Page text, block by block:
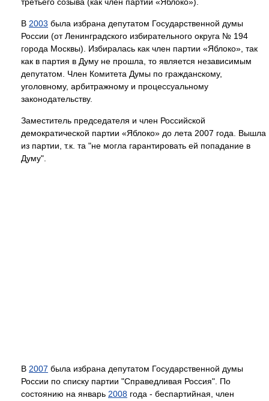
В 2003 была избрана депутатом Государственной думы
России (от Ленинградского избирательного округа № 194
города Москвы). Избиралась как член партии «Яблоко», так
как в партия в Думу не прошла, то является независимым
депутатом. Член Комитета Думы по гражданскому,
уголовному, арбитражному и процессуальному
законодательству.
Заместитель председателя и член Российской
демократической партии «Яблоко» до лета 2007 года. Вышла
из партии, т.к. та "не могла гарантировать ей попадание в
Думу".
В 2007 была избрана депутатом Государственной думы
России по списку партии "Справедливая Россия". По
состоянию на январь 2008 года - беспартийная, член